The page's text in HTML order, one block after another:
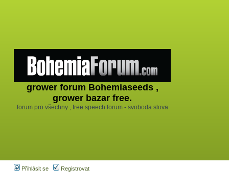
grower forum Bohemiaseeds ,
grower bazar free.
forum pro všechny , free speech forum - svoboda slova
Přihlásit se Registrovat